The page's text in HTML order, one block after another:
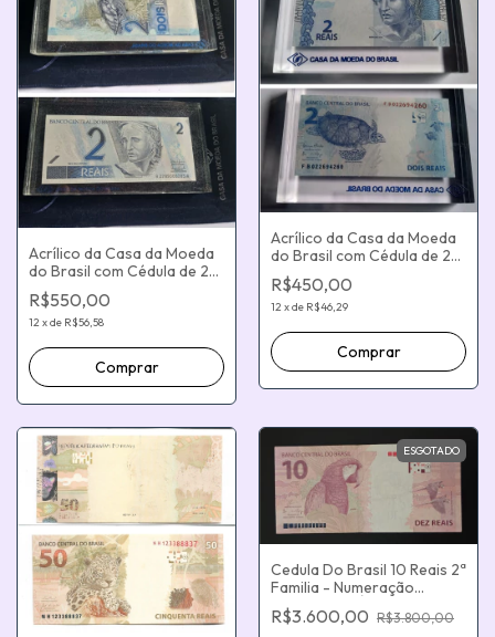
Acrílico da Casa da Moeda
do Brasil com Cédula de 2
Reais - Primeira Família do
Real
R$550,00
12 xde R$56,58
Acrílico da Casa da Moeda
do Brasil com Cédula de 2
Reais - Segunda Família do
Real
R$450,00
12 xde R$46,29
ESGOTADO
Cedula Do Brasil 10 Reais 2ª
Familia - Numeração
Borrada - CÓDIGO BARRA
ERRO DE IMPRESSÃO -
R$3.600,00 R$3.800,00